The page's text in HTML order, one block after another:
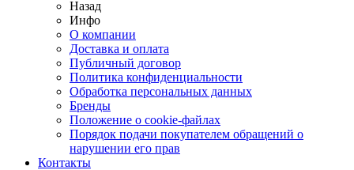
Назад
Инфо
О компании
Доставка и оплата
Публичный договор
Политика конфиденциальности
Обработка персональных данных
Бренды
Положение о cookie-файлах
Порядок подачи покупателем обращений о
нарушении его прав
Контакты